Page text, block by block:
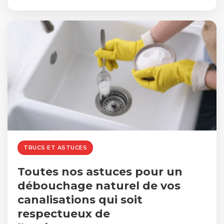
TRUCS ET ASTUCES
Toutes nos astuces pour un
débouchage naturel de vos
canalisations qui soit
respectueux de